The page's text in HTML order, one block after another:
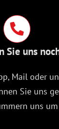
Sie uns
Mail oder
Sie uns
uns